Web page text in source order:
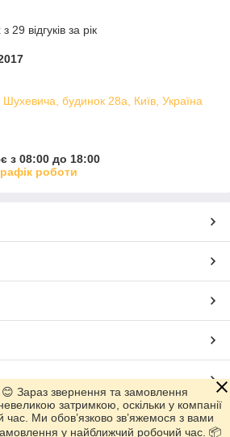
29 відгуків за рік
будинок 28а, Київ, Україна
з 08:00 до 18:00
роботи
Prom.ua
😊 Зараз звернення та замовлення
затримкою, оскільки у компанії
час. Ми обов’язково зв’яжемося з вами
у найближчий робочий час. 📦